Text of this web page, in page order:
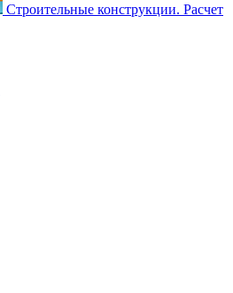
Строительные конструкции. Расчет